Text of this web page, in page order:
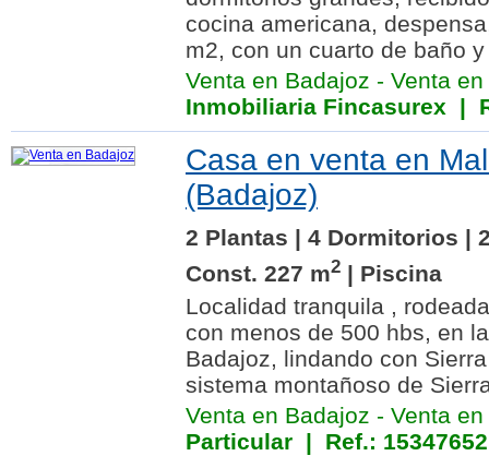
cocina americana,
m2, con un cuarto de baño
Venta en Badajoz - Venta
Inmobiliaria Fincasurex |
Casa en venta en
(Badajoz)
2 Plantas | 4 Dormitorios |
Const. 227 m2 | Piscina
Localidad tranquila ,
con menos de 500 hbs, en
Badajoz, lindando con
sistema montañoso de
Venta en Badajoz - Venta
Particular | Ref.: 15347652